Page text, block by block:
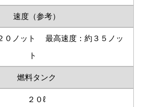
速度（参考）
０ノット 最高速度：約３５ノッ
ト
燃料タンク
２０ℓ